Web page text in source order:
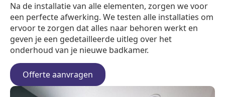
Na de installatie van alle elementen, zorgen we voor
een perfecte afwerking. We testen alle installaties om
ervoor te zorgen dat alles naar behoren werkt en
geven je een gedetailleerde uitleg over het
onderhoud van je nieuwe badkamer.
Offerte aanvragen